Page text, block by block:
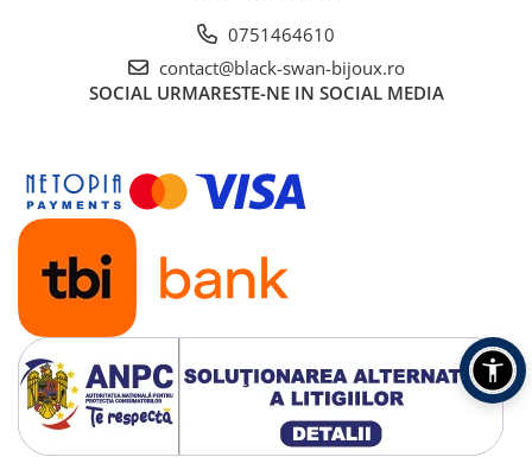
0751464610
contact@black-swan-bijoux.ro
SOCIAL URMARESTE-NE IN SOCIAL MEDIA